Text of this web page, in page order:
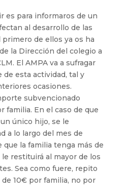
es para informaros de un
al desarrollo de las
de ellos ya os ha
la Dirección del colegio a
El AMPA va a sufragar
esta actividad, tal y
ocasiones.
subvencionado
familia. En el caso de que
único hijo, se le
a lo largo del mes de
que la familia tenga más de
restituirá al mayor de los
Sea como fuere, repito
10€ por familia, no por